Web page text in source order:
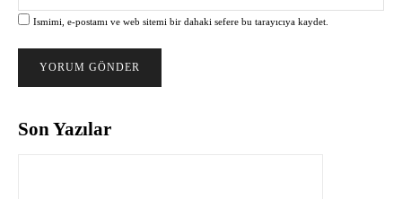
Ismimi, e-postamı ve web sitemi bir dahaki sefere bu tarayıcıya kaydet.
Son Yazılar